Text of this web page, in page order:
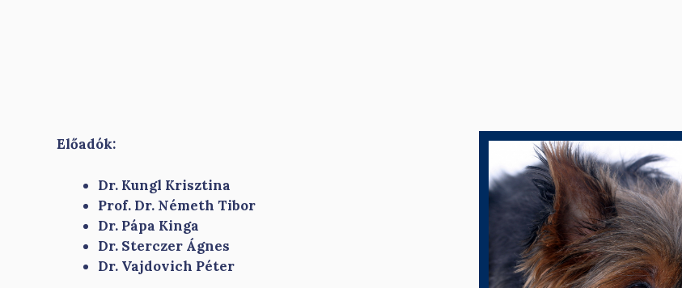
Előadók:
Dr. Kungl Krisztina
Prof. Dr. Németh Tibor
Dr. Pápa Kinga
Dr. Sterczer Ágnes
Dr. Vajdovich Péter